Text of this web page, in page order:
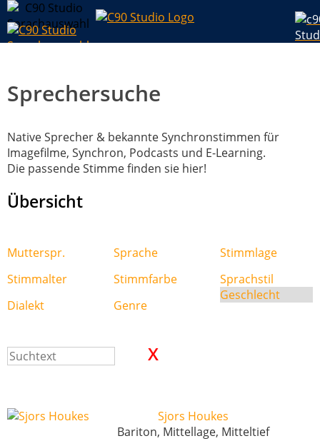
Sprechersuche
Native Sprecher & bekannte Synchronstimmen für
Imagefilme, Synchron, Podcasts und E-Learning.
Die passende Stimme finden sie hier!
Übersicht
Sjors Houkes
Bariton, Mittellage, Mitteltief